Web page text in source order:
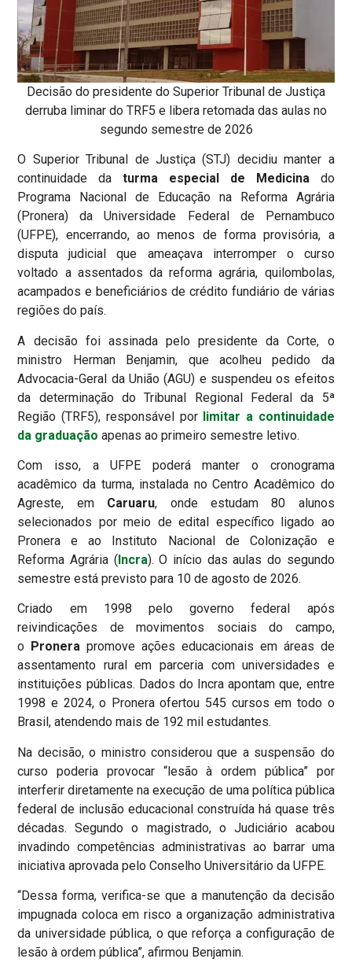
Decisão do presidente do Superior Tribunal de Justiça
derruba liminar do TRF5 e libera retomada das aulas no
segundo semestre de 2026
O Superior Tribunal de Justiça (STJ) decidiu manter a
continuidade daturma especial de Medicinado
Programa Nacional de Educação na Reforma Agrária
(Pronera) da Universidade Federal de Pernambuco
(UFPE), encerrando, ao menos de forma provisória, a
disputa judicial que ameaçava interromper o curso
voltado a assentados da reforma agrária, quilombolas,
acampados e beneficiários de crédito fundiário de várias
regiões do país.
A decisão foi assinada pelo presidente da Corte, o
ministro Herman Benjamin, que acolheu pedido da
Advocacia-Geral da União (AGU) e suspendeu os efeitos
da determinação do Tribunal Regional Federal da 5ª
Região (TRF5), responsável por limitar a continuidade
da graduação apenas ao primeiro semestre letivo.
Com isso, a UFPE poderá manter o cronograma
acadêmico da turma, instalada no Centro Acadêmico do
Agreste, em Caruaru, onde estudam 80 alunos
selecionados por meio de edital específico ligado ao
Pronera e ao Instituto Nacional de Colonização e
Reforma Agrária (Incra). O início das aulas do segundo
semestre está previsto para 10 de agosto de 2026.
Criado em 1998 pelo governo federal após
reivindicações de movimentos sociais do campo,
o Pronera promove ações educacionais em áreas de
assentamento rural em parceria com universidades e
instituições públicas. Dados do Incra apontam que, entre
1998 e 2024, o Pronera ofertou 545 cursos em todo o
Brasil, atendendo mais de 192 mil estudantes.
Na decisão, o ministro considerou que a suspensão do
curso poderia provocar “lesão à ordem pública” por
interferir diretamente na execução de uma política pública
federal de inclusão educacional construída há quase três
décadas. Segundo o magistrado, o Judiciário acabou
invadindo competências administrativas ao barrar uma
iniciativa aprovada pelo Conselho Universitário da UFPE.
“Dessa forma, verifica-se que a manutenção da decisão
impugnada coloca em risco a organização administrativa
da universidade pública, o que reforça a configuração de
lesão à ordem pública”, afirmou Benjamin.